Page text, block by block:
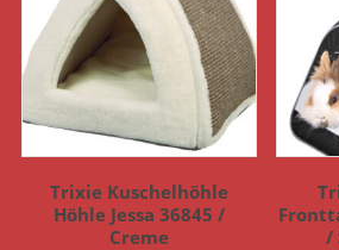
Trixie Kuschelhöhle
Höhle Jessa 36845 /
Creme
/